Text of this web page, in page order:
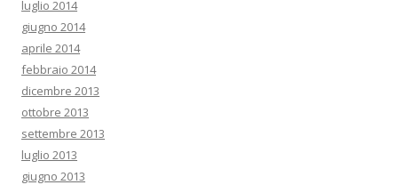
luglio 2014
giugno 2014
aprile 2014
febbraio 2014
dicembre 2013
ottobre 2013
settembre 2013
luglio 2013
giugno 2013